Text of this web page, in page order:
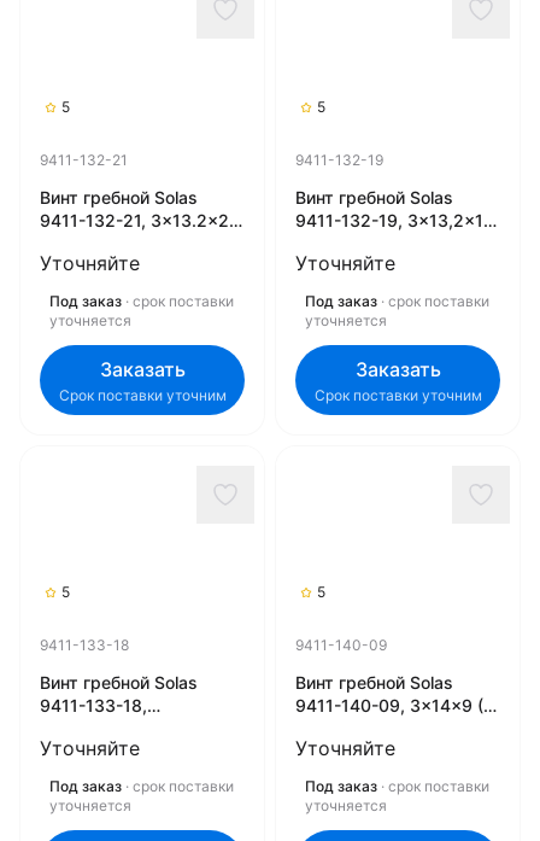
5
9411-132-21
Винт гребной Solas
9411-132-21, 3x13.2x21
Уточняйте
Под заказ · срок поставки
уточняется
Заказать
Срок поставки уточним
5
9411-132-19
Винт гребной Solas
9411-132-19, 3x13,2x19
Уточняйте
Под заказ · срок поставки
уточняется
Заказать
Срок поставки уточним
5
9411-133-18
Винт гребной Solas
9411-133-18,
Уточняйте
Под заказ · срок поставки
уточняется
5
9411-140-09
Винт гребной Solas
9411-140-09, 3x14x9 (R)
Уточняйте
Под заказ · срок поставки
уточняется